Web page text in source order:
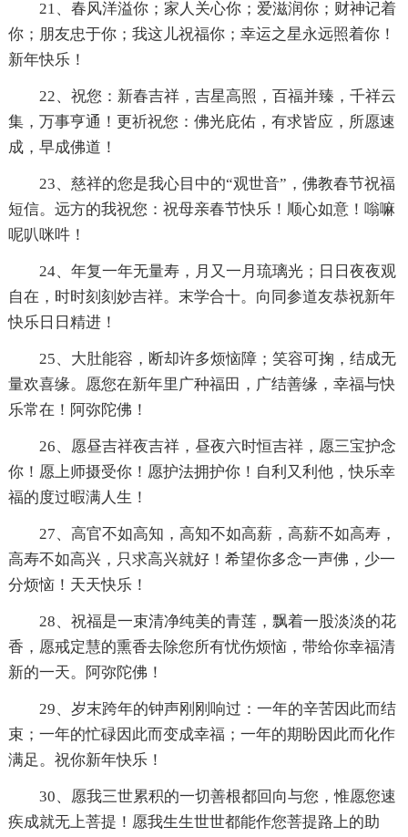
21、春风洋溢你；家人关心你；爱滋润你；财神记着
你；朋友忠于你；我这儿祝福你；幸运之星永远照着你！
新年快乐！
22、祝您：新春吉祥，吉星高照，百福并臻，千祥云
集，万事亨通！更祈祝您：佛光庇佑，有求皆应，所愿速
成，早成佛道！
23、慈祥的您是我心目中的“观世音”，佛教春节祝福
短信。远方的我祝您：祝母亲春节快乐！顺心如意！嗡嘛
呢叭咪吽！
24、年复一年无量寿，月又一月琉璃光；日日夜夜观
自在，时时刻刻妙吉祥。末学合十。向同参道友恭祝新年
快乐日日精进！
25、大肚能容，断却许多烦恼障；笑容可掬，结成无
量欢喜缘。愿您在新年里广种福田，广结善缘，幸福与快
乐常在！阿弥陀佛！
26、愿昼吉祥夜吉祥，昼夜六时恒吉祥，愿三宝护念
你！愿上师摄受你！愿护法拥护你！自利又利他，快乐幸
福的度过暇满人生！
27、高官不如高知，高知不如高薪，高薪不如高寿，
高寿不如高兴，只求高兴就好！希望你多念一声佛，少一
分烦恼！天天快乐！
28、祝福是一束清净纯美的青莲，飘着一股淡淡的花
香，愿戒定慧的熏香去除您所有忧伤烦恼，带给你幸福清
新的一天。阿弥陀佛！
29、岁末跨年的钟声刚刚响过：一年的辛苦因此而结
束；一年的忙碌因此而变成幸福；一年的期盼因此而化作
满足。祝你新年快乐！
30、愿我三世累积的一切善根都回向与您，惟愿您速
疾成就无上菩提！愿我生生世世都能作您菩提路上的助